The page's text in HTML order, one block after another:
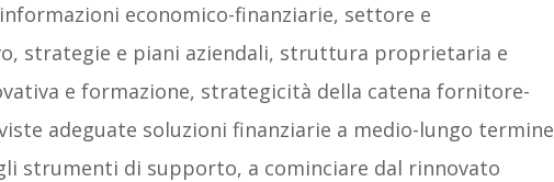
economico-finanziarie, settore e
strategie e piani aziendali, struttura proprietaria e
e formazione, strategicità della catena fornitore-
adeguate soluzioni finanziarie a medio-lungo termine
strumenti di supporto, a cominciare dal rinnovato